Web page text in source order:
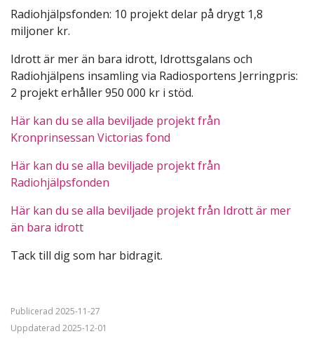
Radiohjälpsfonden: 10 projekt delar på drygt 1,8
miljoner kr.
Idrott är mer än bara idrott, Idrottsgalans och
Radiohjälpens insamling via Radiosportens Jerringpris:
2 projekt erhåller 950 000 kr i stöd.
Här kan du se alla beviljade projekt från
Kronprinsessan Victorias fond
Här kan du se alla beviljade projekt från
Radiohjälpsfonden
Här kan du se alla beviljade projekt från Idrott är mer
än bara idrott
Tack till dig som har bidragit.
Publicerad 2025-11-27
Uppdaterad 2025-12-01